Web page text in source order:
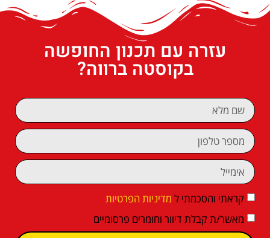
עזרה עם תכנון החופשה
בקוסטה ברווה?
קראתי והסכמתי ל מדיניות הפרטיות
מאשר/ת קבלת דיוור וחומרים פרסומיים